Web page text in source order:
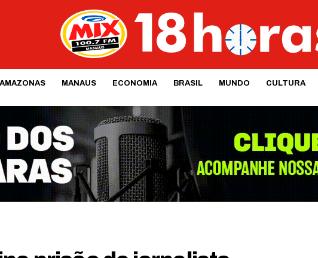
AMAZONAS MANAUS ECONOMIA BRASIL MUNDO CULTURA